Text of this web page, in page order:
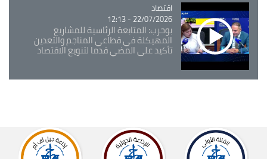
Catégorie
اقتصاد
22/07/2026 - 12:13
بوحرب: المتابعة الرئاسية للمشاريع
المهيكلة في قطاعي المناجم والتعدين
تأكيد على المضي قدما لتنويع الاقتصاد